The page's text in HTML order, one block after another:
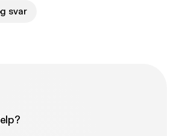
svar